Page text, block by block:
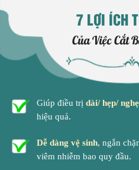
7 LỢI ÍCH
Của Việc Cắt
Giúp điều trị dài/ hẹp/
hiệu quả.
Dễ dàng vệ sinh, ngắn
viêm nhiễm bao quy đầu.